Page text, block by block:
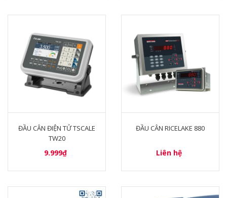
ĐẦU CÂN ĐIỆN TỬ TSCALE
TW20
9.999₫
ĐẦU CÂN RICELAKE 880
Liên hệ